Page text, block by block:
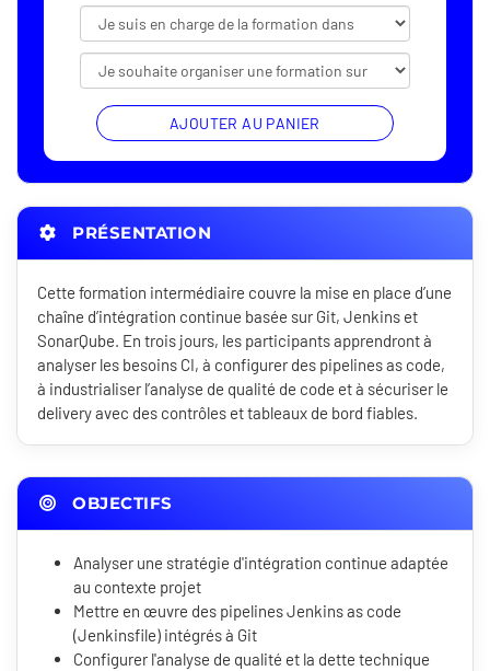
AJOUTER AU PANIER
PRÉSENTATION
Cette formation intermédiaire couvre la mise en place d’une
chaîne d’intégration continue basée sur Git, Jenkins et
SonarQube. En trois jours, les participants apprendront à
analyser les besoins CI, à configurer des pipelines as code,
à industrialiser l’analyse de qualité de code et à sécuriser le
delivery avec des contrôles et tableaux de bord fiables.
OBJECTIFS
Analyser une stratégie d'intégration continue adaptée
au contexte projet
Mettre en œuvre des pipelines Jenkins as code
(Jenkinsfile) intégrés à Git
Configurer l'analyse de qualité et la dette technique